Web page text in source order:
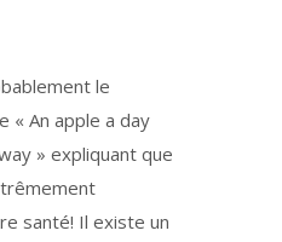
le
« An apple a day
» expliquant que
santé! Il existe un